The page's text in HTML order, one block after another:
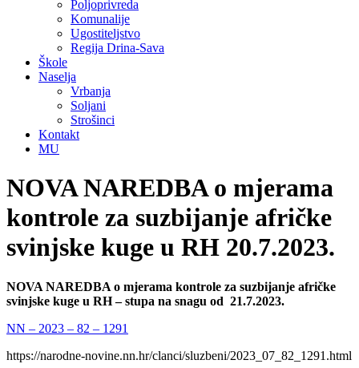
Poljoprivreda
Komunalije
Ugostiteljstvo
Regija Drina-Sava
Škole
Naselja
Vrbanja
Soljani
Strošinci
Kontakt
MU
NOVA NAREDBA o mjerama
kontrole za suzbijanje afričke
svinjske kuge u RH 20.7.2023.
NOVA NAREDBA o mjerama kontrole za suzbijanje afričke
svinjske kuge u RH – stupa na snagu od 21.7.2023.
NN – 2023 – 82 – 1291
https://narodne-novine.nn.hr/clanci/sluzbeni/2023_07_82_1291.html